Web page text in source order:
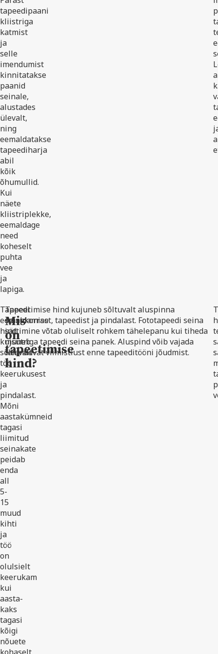
tapeedipaani
kliistriga
katmist
ja
selle
imendumist
kinnitatakse
paanid
seinale,
alustades
ülevalt,
ning
eemaldatakse
tapeediharja
abil
kõik
õhumullid.
Kui
näete
kliistriplekke,
eemaldage
need
koheselt
puhta
vee
ja
lapiga.
Tapeedi
eemaldamise
hind
kujuneb
sõltuvalt
töö
keerukusest
ja
pindalast.
Mõni
aastakümneid
tagasi
liimitud
seinakate
peidab
enda
all
5-
15
muud
kihti
ja
töö
on
olulsielt
keerukam
kui
aasta-
kaks
tagasi
kõigi
nõuete
Mis
on
tapeetimise
hind?
Tapeetimise hind kujuneb sõltuvalt aluspinna
seisukorrast, tapeedist ja pindalast. Fototapeedi seina
sättimine võtab oluliselt rohkem tähelepanu kui tiheda
msutriga tapeedi seina panek. Aluspind võib vajada
täiendavat viimistlust enne tapeeditööni jõudmist.